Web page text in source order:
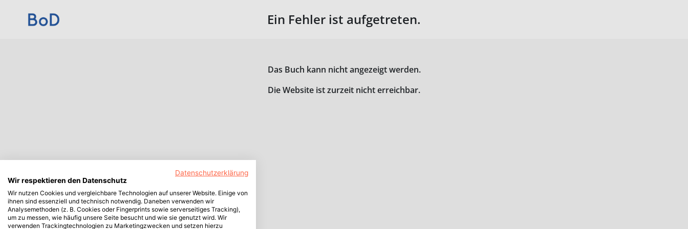
Ein Fehler ist aufgetreten.
Das Buch kann nicht angezeigt werden.
Die Website ist zurzeit nicht erreichbar.
Datenschutzerklärung
Wir respektieren den Datenschutz
Wir nutzen Cookies und vergleichbare Technologien auf unserer Website. Einige von
ihnen sind essenziell und technisch notwendig. Daneben verwenden wir
Analysemethoden (z. B. Cookies oder Fingerprints sowie serverseitiges Tracking),
um zu messen, wie häufig unsere Seite besucht und wie sie genutzt wird. Wir
verwenden Trackingtechnologien zu Marketingzwecken und setzen hierzu